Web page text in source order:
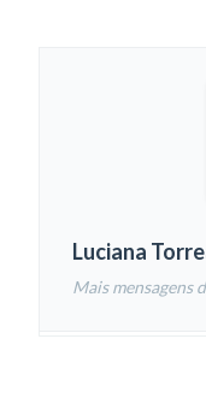
Luciana
Mais mensagens